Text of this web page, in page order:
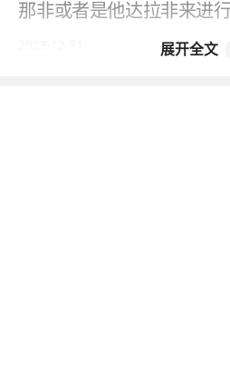
那非或者是他达拉非来进行
展开全文